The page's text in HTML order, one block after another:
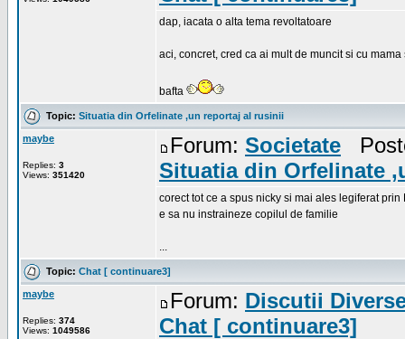
dap, iacata o alta tema revoltatoare
aci, concret, cred ca ai mult de muncit si cu
bafta
Topic: Situatia din Orfelinate ,un reportaj al rusinii
maybe
Replies: 3
Views: 351420
Forum: Societate
Situatia din Orfelinate
corect tot ce a spus nicky si mai ales legiferat
e sa nu instraineze copilul de familie
...
Topic: Chat [ continuare3]
maybe
Replies: 374
Views: 1049586
Forum: Discutii
Chat [ continuare3]